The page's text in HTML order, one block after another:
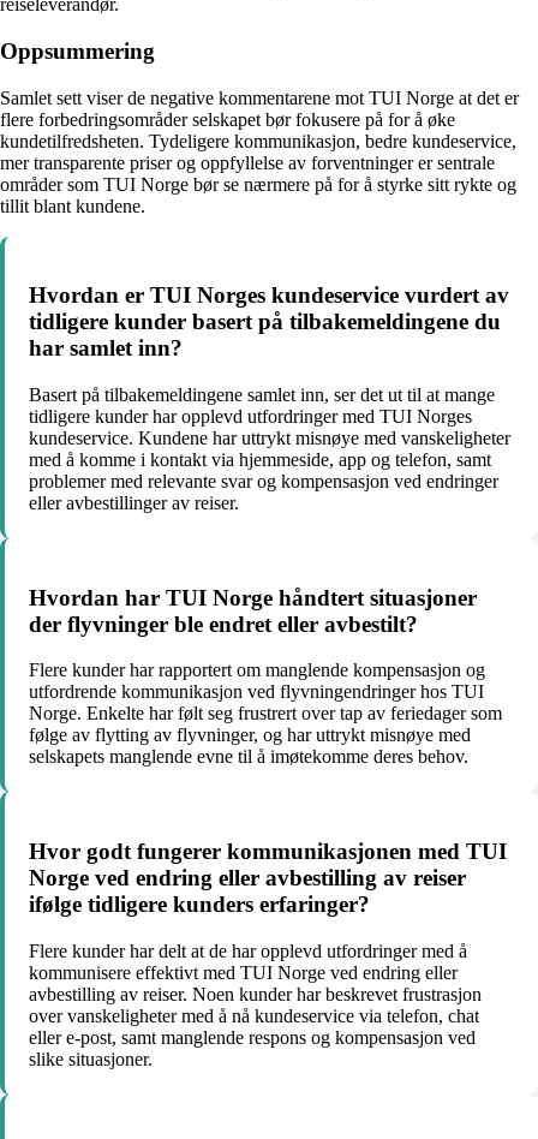
reiseleverandør.
Oppsummering
Samlet sett viser de negative kommentarene mot TUI Norge at det er
flere forbedringsområder selskapet bør fokusere på for å øke
kundetilfredsheten. Tydeligere kommunikasjon, bedre kundeservice,
mer transparente priser og oppfyllelse av forventninger er sentrale
områder som TUI Norge bør se nærmere på for å styrke sitt rykte og
tillit blant kundene.
Hvordan er TUI Norges kundeservice vurdert av
tidligere kunder basert på tilbakemeldingene du
har samlet inn?
Basert på tilbakemeldingene samlet inn, ser det ut til at mange
tidligere kunder har opplevd utfordringer med TUI Norges
kundeservice. Kundene har uttrykt misnøye med vanskeligheter
med å komme i kontakt via hjemmeside, app og telefon, samt
problemer med relevante svar og kompensasjon ved endringer
eller avbestillinger av reiser.
Hvordan har TUI Norge håndtert situasjoner
der flyvninger ble endret eller avbestilt?
Flere kunder har rapportert om manglende kompensasjon og
utfordrende kommunikasjon ved flyvningendringer hos TUI
Norge. Enkelte har følt seg frustrert over tap av feriedager som
følge av flytting av flyvninger, og har uttrykt misnøye med
selskapets manglende evne til å imøtekomme deres behov.
Hvor godt fungerer kommunikasjonen med TUI
Norge ved endring eller avbestilling av reiser
ifølge tidligere kunders erfaringer?
Flere kunder har delt at de har opplevd utfordringer med å
kommunisere effektivt med TUI Norge ved endring eller
avbestilling av reiser. Noen kunder har beskrevet frustrasjon
over vanskeligheter med å nå kundeservice via telefon, chat
eller e-post, samt manglende respons og kompensasjon ved
slike situasjoner.